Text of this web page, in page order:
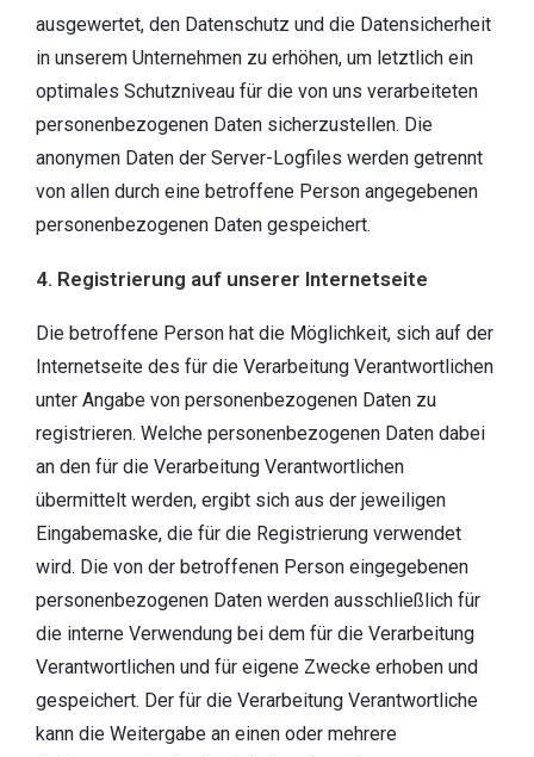
ausgewertet, den Datenschutz und die Datensicherheit
in unserem Unternehmen zu erhöhen, um letztlich ein
optimales Schutzniveau für die von uns verarbeiteten
personenbezogenen Daten sicherzustellen. Die
anonymen Daten der Server-Logfiles werden getrennt
von allen durch eine betroffene Person angegebenen
personenbezogenen Daten gespeichert.
4. Registrierung auf unserer Internetseite
Die betroffene Person hat die Möglichkeit, sich auf der
Internetseite des für die Verarbeitung Verantwortlichen
unter Angabe von personenbezogenen Daten zu
registrieren. Welche personenbezogenen Daten dabei
an den für die Verarbeitung Verantwortlichen
übermittelt werden, ergibt sich aus der jeweiligen
Eingabemaske, die für die Registrierung verwendet
wird. Die von der betroffenen Person eingegebenen
personenbezogenen Daten werden ausschließlich für
die interne Verwendung bei dem für die Verarbeitung
Verantwortlichen und für eigene Zwecke erhoben und
gespeichert. Der für die Verarbeitung Verantwortliche
kann die Weitergabe an einen oder mehrere